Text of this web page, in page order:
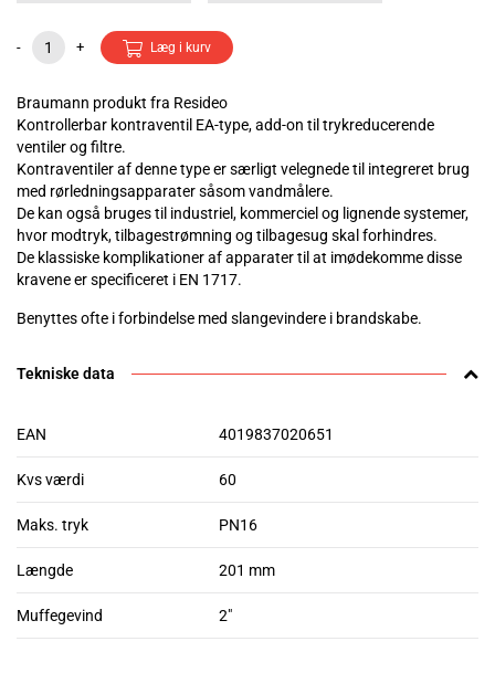
- + Læg i kurv
Braumann produkt fra Resideo
Kontrollerbar kontraventil EA-type, add-on til trykreducerende
ventiler og filtre.
Kontraventiler af denne type er særligt velegnede til integreret brug
med rørledningsapparater såsom vandmålere.
De kan også bruges til industriel, kommerciel og lignende systemer,
hvor modtryk, tilbagestrømning og tilbagesug skal forhindres.
De klassiske komplikationer af apparater til at imødekomme disse
kravene er specificeret i EN 1717.
Benyttes ofte i forbindelse med slangevindere i brandskabe.
Tekniske data
EAN 4019837020651
Kvs værdi 60
Maks. tryk PN16
Længde 201 mm
Muffegevind 2"